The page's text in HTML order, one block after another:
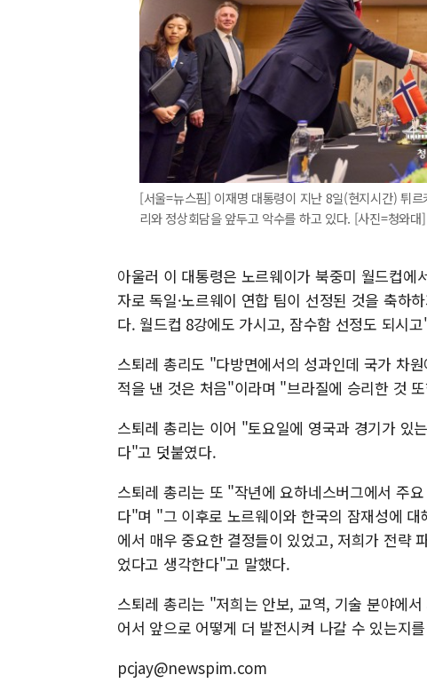
[서울=뉴스핌] 이재명 대통령이 지난 8일(현지시간) 튀
리와 정상회담을 앞두고 악수를 하고 있다. [사진=청
아울러 이 대통령은 노르웨이가 북중미 월드컵
자로 독일·노르웨이 연합 팀이 선정된 것을 축하
다. 월드컵 8강에도 가시고, 잠수함 선정도 되시
스퇴레 총리도 "다방면에서의 성과인데 국가 차
적을 낸 것은 처음"이라며 "브라질에 승리한 것
스퇴레 총리는 이어 "토요일에 영국과 경기가 있
다"고 덧붙였다.
스퇴레 총리는 또 "작년에 요하네스버그에서 주
다"며 "그 이후로 노르웨이와 한국의 잠재성에
에서 매우 중요한 결정들이 있었고, 저희가 전략
었다고 생각한다"고 말했다.
스퇴레 총리는 "저희는 안보, 교역, 기술 분야에
어서 앞으로 어떻게 더 발전시켜 나갈 수 있는지
pcjay@newspim.com